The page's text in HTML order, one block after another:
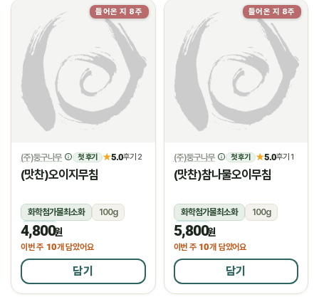
들어온 지 8주
(주)둥구나무 첫 후기 ★5.0후기 2
(맛찬)오이지무침
화학첨가물최소화
100g
냉장
4,800원
이번 주 10개 담았어요
담기
들어온 지 8주
(주)둥구나무 첫 후기 ★5.0후기 1
(맛찬)참나물오이무침
화학첨가물최소화
100g
냉장
5,800원
이번 주 10개 담았어요
담기